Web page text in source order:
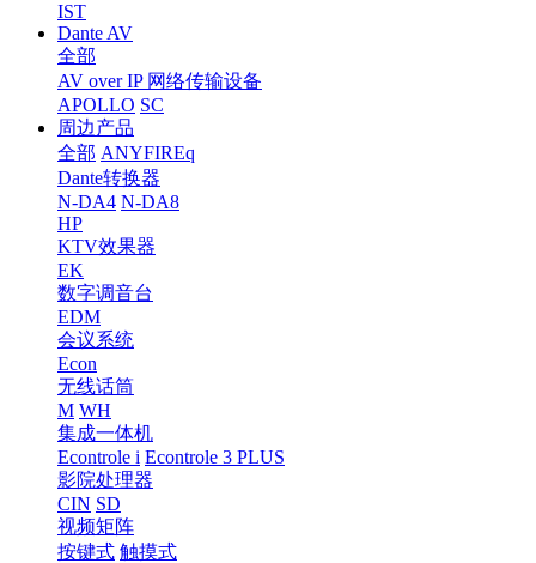
IST
Dante AV
全部
AV over IP 网络传输设备
APOLLO SC
周边产品
全部 ANYFIREq
Dante转换器
N-DA4 N-DA8
HP
KTV效果器
EK
数字调音台
EDM
会议系统
Econ
无线话筒
M WH
集成一体机
Econtrole i Econtrole 3 PLUS
影院处理器
CIN SD
视频矩阵
按键式 触摸式